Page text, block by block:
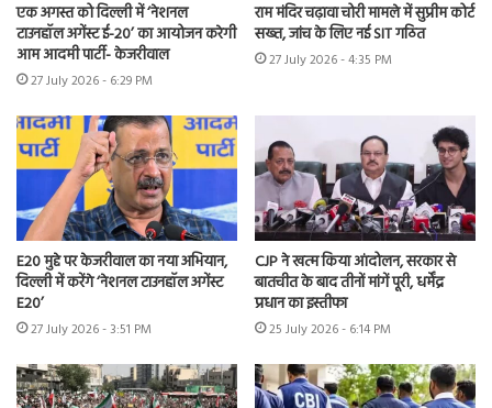
एक अगस्त को दिल्ली में ‘नेशनल
टाउनहॉल अगेंस्ट ई-20’ का आयोजन करेगी
आम आदमी पार्टी- केजरीवाल
27 July 2026 - 6:29 PM
राम मंदिर चढ़ावा चोरी मामले में सुप्रीम कोर्ट
सख्त, जांच के लिए नई SIT गठित
27 July 2026 - 4:35 PM
E20 मुद्दे पर केजरीवाल का नया अभियान,
दिल्ली में करेंगे ‘नेशनल टाउनहॉल अगेंस्ट
E20’
27 July 2026 - 3:51 PM
CJP ने खत्म किया आंदोलन, सरकार से
बातचीत के बाद तीनों मांगें पूरी, धर्मेंद्र
प्रधान का इस्तीफा
25 July 2026 - 6:14 PM